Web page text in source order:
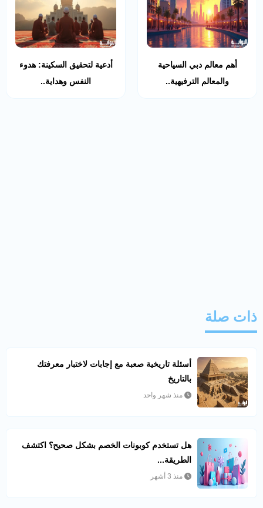
أهم معالم دبي السياحية
والمعالم الترفيهية..
أدعية لتحقيق السكينة: هدوء
النفس وهداية..
ذات صلة
أسئلة تاريخية صعبة مع إجابات لاختبار معرفتك
بالتاريخ
منذ شهر واحد
هل تستخدم كوبونات الخصم بشكل صحيح؟ اكتشف
الطريقة...
منذ 3 أشهر